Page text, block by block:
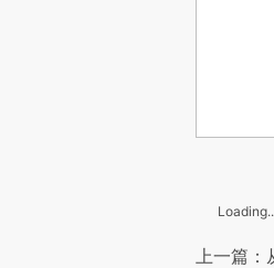
上一篇：